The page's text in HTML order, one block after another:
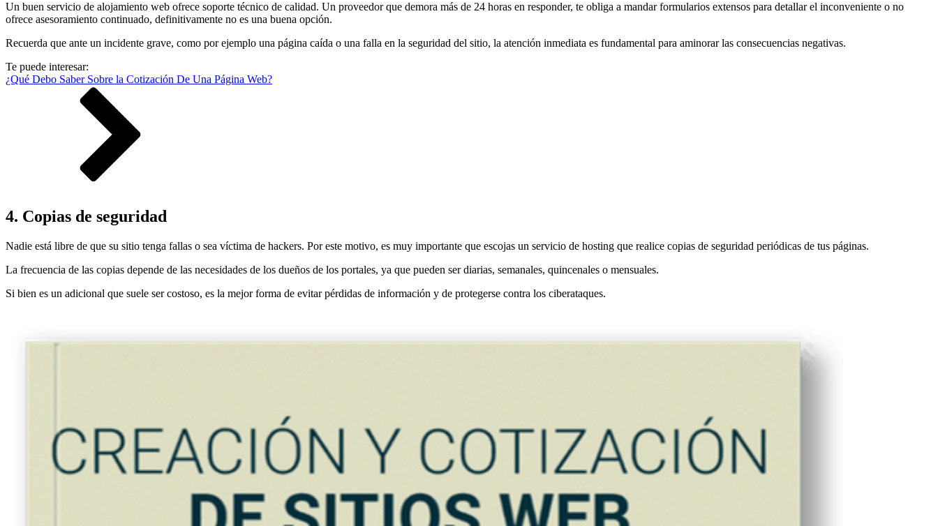
Un buen servicio de alojamiento web ofrece soporte técnico de calidad. Un proveedor que demora más de 24 horas en responder, te obliga a mandar formularios extensos para detallar el inconveniente o no
ofrece asesoramiento continuado, definitivamente no es una buena opción.
Recuerda que ante un incidente grave, como por ejemplo una página caída o una falla en la seguridad del sitio, la atención inmediata es fundamental para aminorar las consecuencias negativas.
Te puede interesar:
¿Qué Debo Saber Sobre la Cotización De Una Página Web?
4. Copias de seguridad
Nadie está libre de que su sitio tenga fallas o sea víctima de hackers. Por este motivo, es muy importante que escojas un servicio de hosting que realice copias de seguridad periódicas de tus páginas.
La frecuencia de las copias depende de las necesidades de los dueños de los portales, ya que pueden ser diarias, semanales, quincenales o mensuales.
Si bien es un adicional que suele ser costoso, es la mejor forma de evitar pérdidas de información y de protegerse contra los ciberataques.